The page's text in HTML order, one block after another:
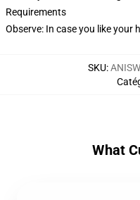
Requirements
Observe: In case you like your
SKU:
What